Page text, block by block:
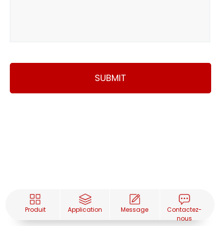
SUBMIT
Produit Application Message
Contactez-
nous